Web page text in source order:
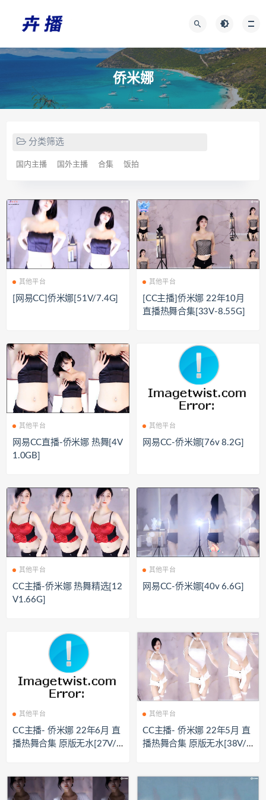
侨米娜
分类筛选
国内主播 国外主播 合集 饭拍
其他平台
[网易CC]侨米娜[51V/7.4G]
其他平台
[CC主播]侨米娜 22年10月
直播热舞合集[33V-8.55G]
其他平台
网易CC直播-侨米娜 热舞[4V
1.0GB]
其他平台
网易CC-侨米娜[76v 8.2G]
其他平台
CC主播-侨米娜 热舞精选[12
V1.66G]
其他平台
网易CC-侨米娜[40v 6.6G]
其他平台
CC主播- 侨米娜 22年6月 直
播热舞合集 原版无水[27V/
其他平台
CC主播- 侨米娜 22年5月 直
播热舞合集 原版无水[38V/